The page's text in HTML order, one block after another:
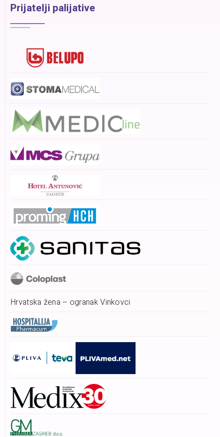
Prijatelji palijative
Hrvatska žena – ogranak Vinkovci